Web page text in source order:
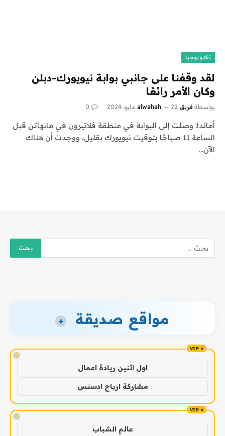
تكنولوجيا
لقد وقفنا على جانبي بوابة نيويورك-دبلن
وكان الأمر رائعًا
بواسطة فريق alwahah 22 مايو، 2024 0
أماندا: وصلت إلى البوابة في منطقة فلاتيرون في مانهاتن قبل
الساعة 11 صباحًا بتوقيت نيويورك بقليل، ووجدت أن هناك
الآن…
مواقع صديقة +
!
اول اثنين ريادة اعمال
مشاركة ارباح ادسنس
!
عالم الشباب